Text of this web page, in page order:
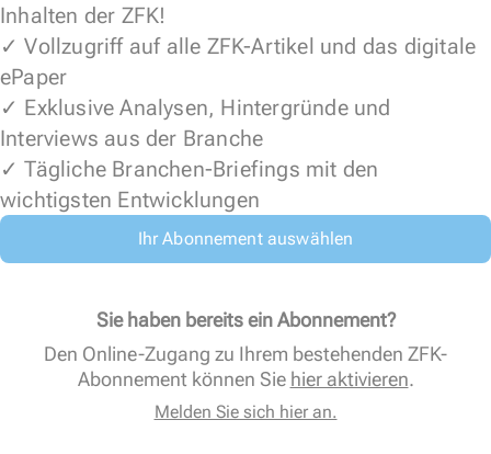
Inhalten der ZFK!
✓ Vollzugriff auf alle ZFK-Artikel und das digitale
ePaper
✓ Exklusive Analysen, Hintergründe und
Interviews aus der Branche
✓ Tägliche Branchen-Briefings mit den
wichtigsten Entwicklungen
Ihr Abonnement auswählen
Sie haben bereits ein Abonnement?
Den Online-Zugang zu Ihrem bestehenden ZFK-
Abonnement können Sie hier aktivieren.
Melden Sie sich hier an.